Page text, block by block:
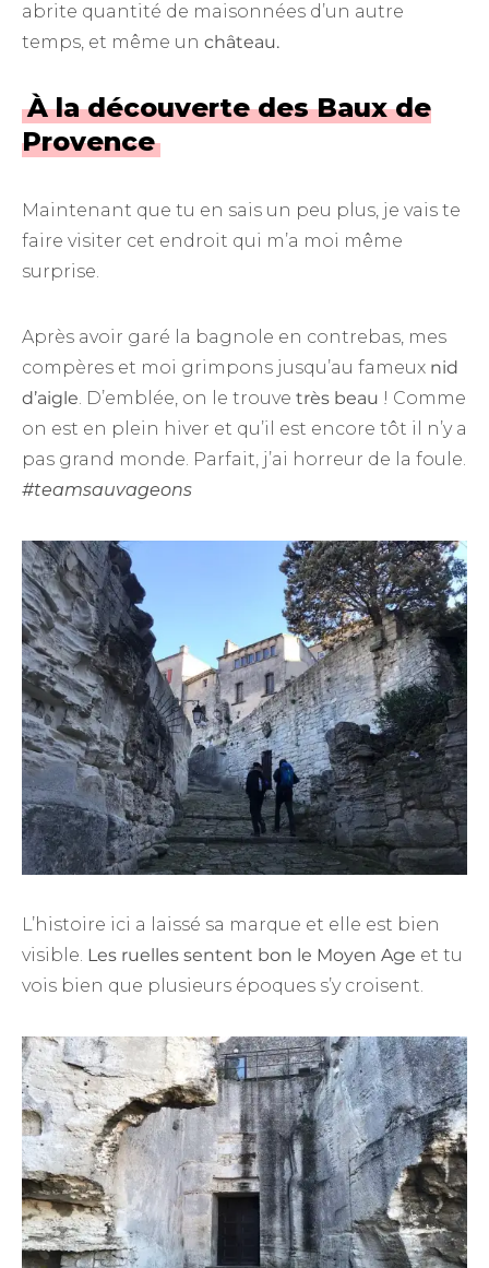
abrite quantité de maisonnées d’un autre
temps, et même un château.
À la découverte des Baux de
Provence
Maintenant que tu en sais un peu plus, je vais te
faire visiter cet endroit qui m’a moi même
surprise.
Après avoir garé la bagnole en contrebas, mes
compères et moi grimpons jusqu’au fameux nid
d’aigle. D’emblée, on le trouve très beau ! Comme
on est en plein hiver et qu’il est encore tôt il n’y a
pas grand monde. Parfait, j’ai horreur de la foule.
#teamsauvageons
L’histoire ici a laissé sa marque et elle est bien
visible. Les ruelles sentent bon le Moyen Age et tu
vois bien que plusieurs époques s’y croisent.